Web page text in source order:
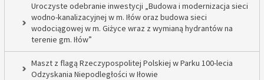
Uroczyste odebranie inwestycji „Budowa i modernizacja sieci
wodno-kanalizacyjnej w m. Iłów oraz budowa sieci
wodociągowej w m. Giżyce wraz z wymianą hydrantów na
terenie gm. Iłów”
Maszt z flagą Rzeczypospolitej Polskiej w Parku 100-lecia
Odzyskania Niepodległości w Iłowie